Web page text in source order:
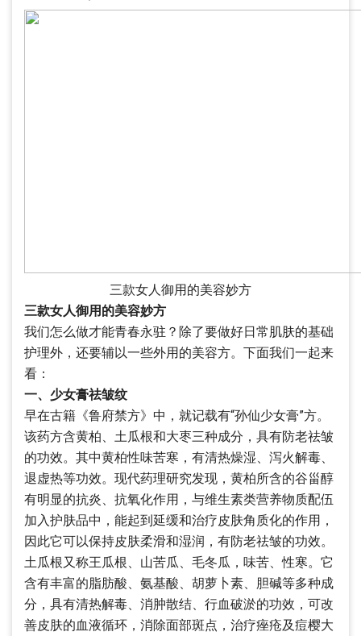
三款女人御用的美容妙方
三款女人御用的美容妙方
我们怎么做才能青春永驻？除了要做好日常肌肤的基础
护理外，还要辅以一些外用的美容方。下面我们一起来
看：
一、少女膏祛皱纹
早在古籍《鲁府禁方》中，就记载有“孙仙少女膏”方。
该药方含黄柏、土瓜根和大枣三种成分，具有防老祛皱
的功效。其中黄柏性味苦寒，有清热燥湿、泻火解毒、
退虚热等功效。现代药理研究发现，黄柏所含的谷甾醇
有明显的抗炎、抗氧化作用，与维生素类营养物质配伍
加入护肤品中，能起到延缓和治疗皮肤角质化的作用，
因此它可以保持皮肤柔滑和湿润，有防老祛皱的功效。
土瓜根又称王瓜根、山苦瓜、毛冬瓜，味苦、性寒。它
含有丰富的脂肪酸、氨基酸、胡萝卜素、胆碱等多种成
分，具有清热解毒、消肿散结、行血破淤的功效，可改
善皮肤的血液循环，消除面部斑点，治疗痤疮及痘樱大